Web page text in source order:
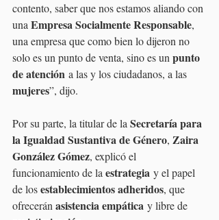
contento, saber que nos estamos aliando con
una Empresa Socialmente Responsable,
una empresa que como bien lo dijeron no
solo es un punto de venta, sino es un punto
de atención a las y los ciudadanos, a las
mujeres”, dijo.
Por su parte, la titular de la Secretaría para
la Igualdad Sustantiva de Género, Zaira
González Gómez, explicó el
funcionamiento de la estrategia y el papel
de los establecimientos adheridos, que
ofrecerán asistencia empática y libre de